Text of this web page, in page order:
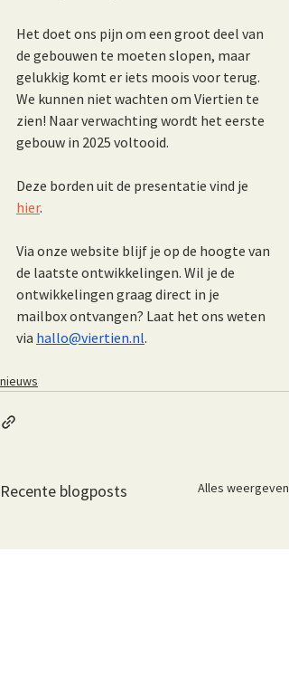
Het doet ons pijn om een groot deel van
de gebouwen te moeten slopen, maar
gelukkig komt er iets moois voor terug.
We kunnen niet wachten om Viertien te
zien! Naar verwachting wordt het eerste
gebouw in 2025 voltooid.
Deze borden uit de presentatie vind je
hier.
Via onze website blijf je op de hoogte van
de laatste ontwikkelingen. Wil je de
ontwikkelingen graag direct in je
mailbox ontvangen? Laat het ons weten
via hallo@viertien.nl.
nieuws
Recente blogposts Alles weergeven